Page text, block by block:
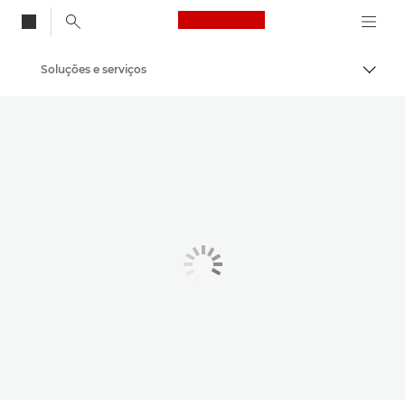
Canon Logo, back
Soluções e serviços